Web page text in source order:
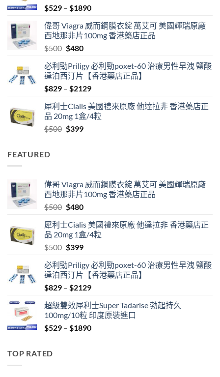
$529 – $1890Price
$529
through
偉哥 Viagra 威而鋼膜衣錠 萬艾可 美國輝瑞原廠
西地那非片100mg 香港藥店正品
$500 Original
was:
$500.
$480Current
is:
$480.
必利勁Priligy 必利勁poxet-60 治療男性早洩 鹽酸
達泊西汀片【香港藥店正品】
$829 – $2129Price
$829
through
犀利士Cialis 美國禮來原廠 他達拉非 香港藥店正
品 20mg 1盒/4粒
$500 Original
$399Current
FEATURED
偉哥 Viagra 威而鋼膜衣錠 萬艾可 美國輝瑞原廠
西地那非片100mg 香港藥店正品
$500 Original
was:
$500.
$480Current
is:
$480.
犀利士Cialis 美國禮來原廠 他達拉非 香港藥店正
品 20mg 1盒/4粒
$500 Original
was:
$500.
$399Current
is:
$399.
必利勁Priligy 必利勁poxet-60 治療男性早洩 鹽酸
達泊西汀片【香港藥店正品】
$829 – $2129Price
$829
through
$2129
超級雙效犀利士Super Tadarise 勃起持久
100mg/10粒 印度原裝進口
$529 – $1890Price
TOP RATED